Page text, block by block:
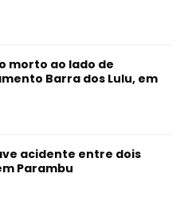
morto ao lado de
Barra dos Lulu, em
acidente entre dois
Parambu